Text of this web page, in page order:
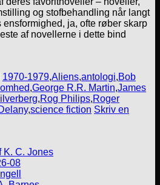
og stofbehandling når langt
ja, ofte røber skarp
af novellerne i dette bind
1970-1979,Aliens,antologi,Bob
,George R.R. Martin,James
,Rog Philips,Roger
,science fiction Skriv en
K. C. Jones
08